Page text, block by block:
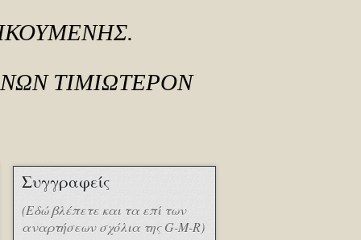
ΤΙΜΙΩΤΕΡΟΝ
Συγγραφείς
(Εδώ βλέπετε και τα επί των
αναρτήσεων σχόλια της G-M-R)